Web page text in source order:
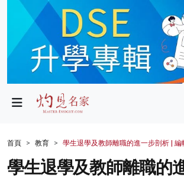
政局
財經
生活
首頁 教育 學生退學及教師離職的進一步剖析 | 編
學生退學及教師離職的